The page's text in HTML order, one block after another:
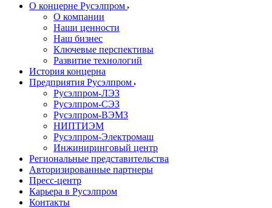
О концерне Русэлпром
О компании
Наши ценности
Наш бизнес
Ключевые перспективы
Развитие технологий
История концерна
Предприятия Русэлпром
Русэлпром-ЛЭЗ
Русэлпром-СЭЗ
Русэлпром-ВЭМЗ
НИПТИЭМ
Русэлпром-Электромаш
Инжиниринговый центр
Региональные представительства
Авторизированные партнеры
Пресс-центр
Карьера в Русэлпром
Контакты